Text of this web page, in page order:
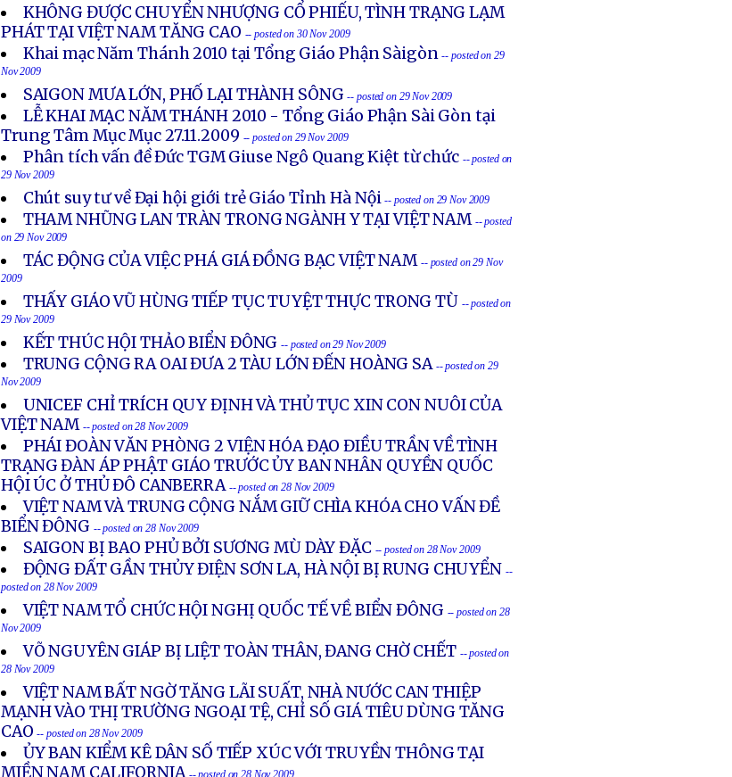
KHÔNG ĐƯỢC CHUYỂN NHƯỢNG CỔ PHIẾU, TÌNH TRẠNG LẠM
PHÁT TẠI VIỆT NAM TĂNG CAO -- posted on 30 Nov 2009
Khai mạc Năm Thánh 2010 tại Tổng Giáo Phận Sàigòn -- posted on 29
Nov 2009
SAIGON MƯA LỚN, PHỐ LẠI THÀNH SÔNG-- posted on 29 Nov 2009
LỄ KHAI MẠC NĂM THÁNH 2010 - Tổng Giáo Phận Sài Gòn tại
Trung Tâm Mục Mục 27.11.2009 -- posted on 29 Nov 2009
Phân tích vấn đề Đức TGM Giuse Ngô Quang Kiệt từ chức -- posted on
29 Nov 2009
Chút suy tư về Đại hội giới trẻ Giáo Tỉnh Hà Nội -- posted on 29 Nov 2009
THAM NHŨNG LAN TRÀN TRONG NGÀNH Y TẠI VIỆT NAM -- posted
on 29 Nov 2009
TÁC ĐỘNG CỦA VIỆC PHÁ GIÁ ĐỒNG BẠC VIỆT NAM -- posted on 29 Nov
2009
THẤY GIÁO VŨ HÙNG TIẾP TỤC TUYỆT THỰC TRONG TÙ -- posted on
29 Nov 2009
KẾT THÚC HỘI THẢO BIỂN ĐÔNG -- posted on 29 Nov 2009
TRUNG CỘNG RA OAI ĐƯA 2 TÀU LỚN ĐẾN HOÀNG SA -- posted on 29
Nov 2009
UNICEF CHỈ TRÍCH QUY ĐỊNH VÀ THỦ TỤC XIN CON NUÔI CỦA
VIỆT NAM -- posted on 28 Nov 2009
PHÁI ĐOÀN VĂN PHÒNG 2 VIỆN HÓA ĐẠO ĐIỀU TRẦN VỀ TÌNH
TRẠNG ĐÀN ÁP PHẬT GIÁO TRƯỚC ỦY BAN NHÂN QUYỀN QUỐC
HỘI ÚC Ở THỦ ĐÔ CANBERRA -- posted on 28 Nov 2009
VIỆT NAM VÀ TRUNG CỘNG NẮM GIỮ CHÌA KHÓA CHO VẤN ĐỀ
BIỂN ĐÔNG -- posted on 28 Nov 2009
SAIGON BỊ BAO PHỦ BỞI SƯƠNG MÙ DÀY ĐẶC -- posted on 28 Nov 2009
ĐỘNG ĐẤT GẦN THỦY ĐIỆN SƠN LA, HÀ NỘI BỊ RUNG CHUYỂN --
posted on 28 Nov 2009
VIỆT NAM TỔ CHỨC HỘI NGHỊ QUỐC TẾ VỀ BIỂN ĐÔNG -- posted on 28
Nov 2009
VÕ NGUYÊN GIÁP BỊ LIỆT TOÀN THÂN, ĐANG CHỜ CHẾT -- posted on
28 Nov 2009
VIỆT NAM BẤT NGỜ TĂNG LÃI SUẤT, NHÀ NƯỚC CAN THIỆP
MẠNH VÀO THỊ TRƯỜNG NGOẠI TỆ, CHỈ SỐ GIÁ TIÊU DÙNG TĂNG
CAO-- posted on 28 Nov 2009
ỦY BAN KIỂM KÊ DÂN SỐ TIẾP XÚC VỚI TRUYỀN THÔNG TẠI
MIỀN NAM CALIFORNIA -- posted on 28 Nov 2009